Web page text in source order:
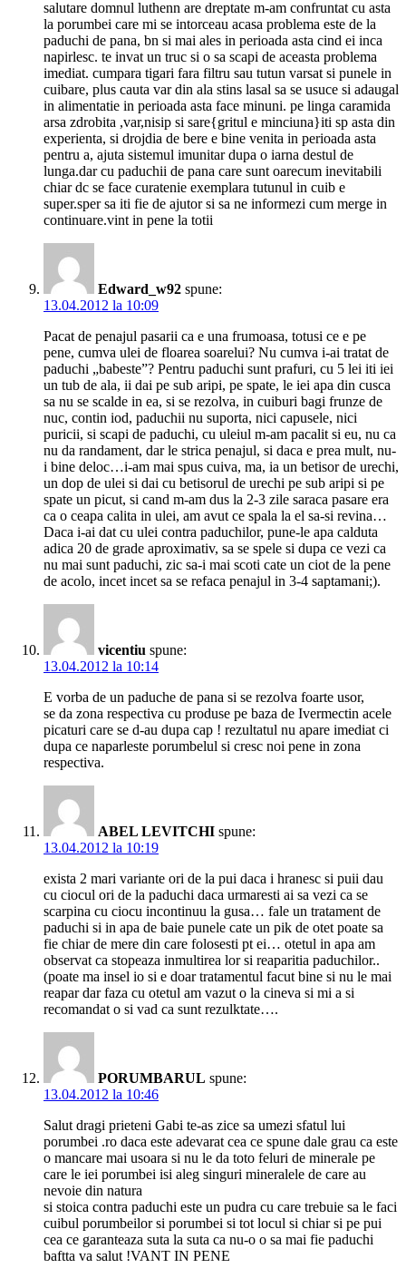
salutare domnul luthenn are dreptate m-am confruntat cu asta
la porumbei care mi se intorceau acasa problema este de la
paduchi de pana, bn si mai ales in perioada asta cind ei inca
napirlesc. te invat un truc si o sa scapi de aceasta problema
imediat. cumpara tigari fara filtru sau tutun varsat si punele in
cuibare, plus cauta var din ala stins lasal sa se usuce si adaugal
in alimentatie in perioada asta face minuni. pe linga caramida
arsa zdrobita ,var,nisip si sare{gritul e minciuna}iti sp asta din
experienta, si drojdia de bere e bine venita in perioada asta
pentru a, ajuta sistemul imunitar dupa o iarna destul de
lunga.dar cu paduchii de pana care sunt oarecum inevitabili
chiar dc se face curatenie exemplara tutunul in cuib e
super.sper sa iti fie de ajutor si sa ne informezi cum merge in
continuare.vint in pene la totii
Edward_w92 spune:
13.04.2012 la 10:09
Pacat de penajul pasarii ca e una frumoasa, totusi ce e pe
pene, cumva ulei de floarea soarelui? Nu cumva i-ai tratat de
paduchi „babeste”? Pentru paduchi sunt prafuri, cu 5 lei iti iei
un tub de ala, ii dai pe sub aripi, pe spate, le iei apa din cusca
sa nu se scalde in ea, si se rezolva, in cuiburi bagi frunze de
nuc, contin iod, paduchii nu suporta, nici capusele, nici
puricii, si scapi de paduchi, cu uleiul m-am pacalit si eu, nu ca
nu da randament, dar le strica penajul, si daca e prea mult, nu-
i bine deloc…i-am mai spus cuiva, ma, ia un betisor de urechi,
un dop de ulei si dai cu betisorul de urechi pe sub aripi si pe
spate un picut, si cand m-am dus la 2-3 zile saraca pasare era
ca o ceapa calita in ulei, am avut ce spala la el sa-si revina…
Daca i-ai dat cu ulei contra paduchilor, pune-le apa calduta
adica 20 de grade aproximativ, sa se spele si dupa ce vezi ca
nu mai sunt paduchi, zic sa-i mai scoti cate un ciot de la pene
de acolo, incet incet sa se refaca penajul in 3-4 saptamani;).
vicentiu spune:
13.04.2012 la 10:14
E vorba de un paduche de pana si se rezolva foarte usor,
se da zona respectiva cu produse pe baza de Ivermectin acele
picaturi care se d-au dupa cap ! rezultatul nu apare imediat ci
dupa ce naparleste porumbelul si cresc noi pene in zona
respectiva.
ABEL LEVITCHI spune:
13.04.2012 la 10:19
exista 2 mari variante ori de la pui daca i hranesc si puii dau
cu ciocul ori de la paduchi daca urmaresti ai sa vezi ca se
scarpina cu ciocu incontinuu la gusa… fale un tratament de
paduchi si in apa de baie punele cate un pik de otet poate sa
fie chiar de mere din care folosesti pt ei… otetul in apa am
observat ca stopeaza inmultirea lor si reaparitia paduchilor..
(poate ma insel io si e doar tratamentul facut bine si nu le mai
reapar dar faza cu otetul am vazut o la cineva si mi a si
recomandat o si vad ca sunt rezulktate….
PORUMBARUL spune:
13.04.2012 la 10:46
Salut dragi prieteni Gabi te-as zice sa umezi sfatul lui
porumbei .ro daca este adevarat cea ce spune dale grau ca este
o mancare mai usoara si nu le da toto feluri de minerale pe
care le iei porumbei isi aleg singuri mineralele de care au
nevoie din natura
si stoica contra paduchi este un pudra cu care trebuie sa le faci
cuibul porumbeilor si porumbei si tot locul si chiar si pe pui
cea ce garanteaza suta la suta ca nu-o o sa mai fie paduchi
baftta va salut !VANT IN PENE